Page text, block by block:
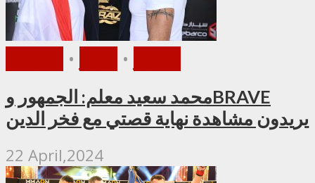
•
•
محمد سعيد معلم: الجمهور وBRAVE
يريدون مشاهدة نهاية قصتي مع فخر الدين
22 April,2024